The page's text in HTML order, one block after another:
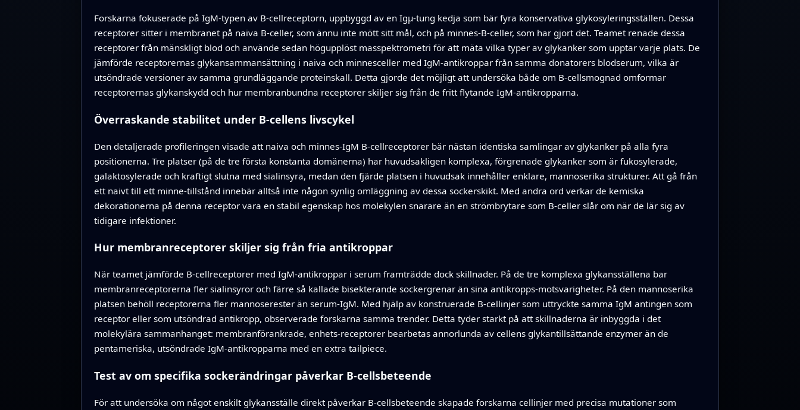
Forskarna fokuserade på IgM‑typen av B‑cellreceptorn, uppbyggd av en Igµ‑tung kedja som bär fyra konservativa glykosyleringsställen. Dessa
receptorer sitter i membranet på naiva B‑celler, som ännu inte mött sitt mål, och på minnes‑B‑celler, som har gjort det. Teamet renade dessa
receptorer från mänskligt blod och använde sedan högupplöst masspektrometri för att mäta vilka typer av glykanker som upptar varje plats. De
jämförde receptorernas glykansammansättning i naiva och minnesceller med IgM‑antikroppar från samma donatorers blodserum, vilka är
utsöndrade versioner av samma grundläggande proteinskall. Detta gjorde det möjligt att undersöka både om B‑cellsmognad omformar
receptorernas glykanskydd och hur membranbundna receptorer skiljer sig från de fritt flytande IgM‑antikropparna.
Överraskande stabilitet under B‑cellens livscykel
Den detaljerade profileringen visade att naiva och minnes‑IgM B‑cellreceptorer bär nästan identiska samlingar av glykanker på alla fyra
positionerna. Tre platser (på de tre första konstanta domänerna) har huvudsakligen komplexa, förgrenade glykanker som är fukosylerade,
galaktosylerade och kraftigt slutna med sialinsyra, medan den fjärde platsen i huvudsak innehåller enklare, mannoserika strukturer. Att gå från
ett naivt till ett minne‑tillstånd innebär alltså inte någon synlig omläggning av dessa sockerskikt. Med andra ord verkar de kemiska
dekorationerna på denna receptor vara en stabil egenskap hos molekylen snarare än en strömbrytare som B‑celler slår om när de lär sig av
tidigare infektioner.
Hur membranreceptorer skiljer sig från fria antikroppar
När teamet jämförde B‑cellreceptorer med IgM‑antikroppar i serum framträdde dock skillnader. På de tre komplexa glykansställena bar
membranreceptorerna fler sialinsyror och färre så kallade bisekterande sockergrenar än sina antikropps‑motsvarigheter. På den mannoserika
platsen behöll receptorerna fler mannoserester än serum‑IgM. Med hjälp av konstruerade B‑cellinjer som uttryckte samma IgM antingen som
receptor eller som utsöndrad antikropp, observerade forskarna samma trender. Detta tyder starkt på att skillnaderna är inbyggda i det
molekylära sammanhanget: membranförankrade, enhets‑receptorer bearbetas annorlunda av cellens glykantillsättande enzymer än de
pentameriska, utsöndrade IgM‑antikropparna med en extra tailpiece.
Test av om specifika sockerändringar påverkar B‑cellsbeteende
För att undersöka om något enskilt glykansställe direkt påverkar B‑cellsbeteende skapade forskarna cellinjer med precisa mutationer som